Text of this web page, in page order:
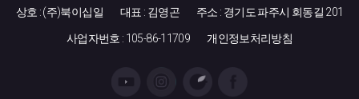
상호 : (주)북이십일 대표 : 김영곤 주소 : 경기도 파주시 회동길 201
사업자번호 : 105-86-11709 개인정보처리방침